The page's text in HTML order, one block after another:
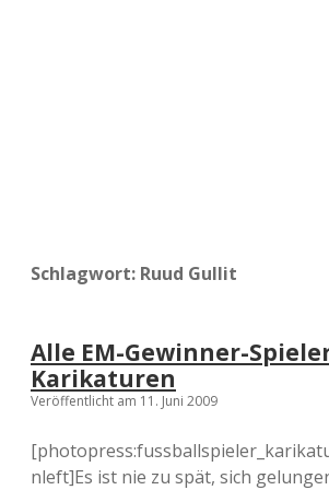
Schlagwort: Ruud Gullit
Alle EM-Gewinner-
Karikaturen
Veröffentlicht am 11. Juni 2009
nleft]Es ist nie zu spät, sich